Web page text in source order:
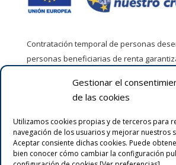
Gestionar el
de las cookies
Utilizamos cookies propias y de terceros para
navegación de los usuarios y mejorar nuestros
Aceptar consiente dichas cookies. Puede
bien conocer cómo cambiar la configuración
Contratación temporal de personas
personas beneficiarias de renta
inserción y participadas para la
servicios de interés general y social en el